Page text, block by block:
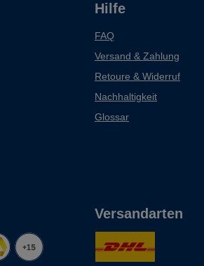
Hilfe
FAQ
Versand & Zahlung
Retoure & Widerruf
Nachhaltigkeit
Glossar
Versandarten